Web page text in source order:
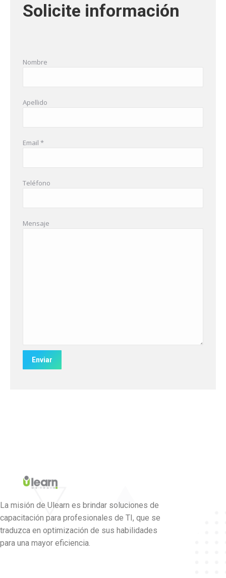
Solicite información
Nombre
Apellido
Email *
Teléfono
Mensaje
La misión de Ulearn es brindar soluciones de
capacitación para profesionales de TI, que se
traduzca en optimización de sus habilidades
para una mayor eficiencia.